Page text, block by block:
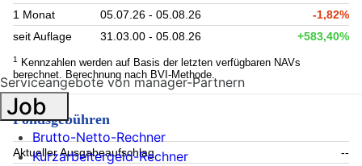
1 Monat 05.07.26 - 05.08.26
-1,82%
seit Auflage
31.03.00 - 05.08.26 +583,40%
1
Kennzahlen werden auf Basis der letzten verfügbaren NAVs
berechnet. Berechnung nach BVI-Methode.
Fondsgebühren
Aktueller Ausgabeaufschlag
--
Serviceangebote von manager-Partnern
Job
Brutto-Netto-Rechner
Kurzarbeitergeld-Rechner